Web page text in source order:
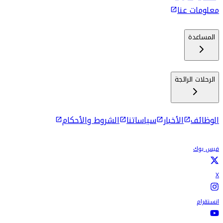
معلومات عنا
المساعدة
الرحلات الرائجة
الوظائف الأخبار سياساتنا الشروط والأحكام
فيس بوك
X
انستقرام